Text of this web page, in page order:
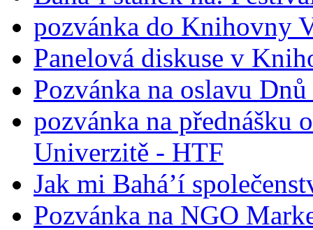
pozvánka do Knihovny
Panelová diskuse v
Pozvánka na oslavu
pozvánka na přednášku
Univerzitě - HTF
Jak mi Bahá’í
Pozvánka na NGO